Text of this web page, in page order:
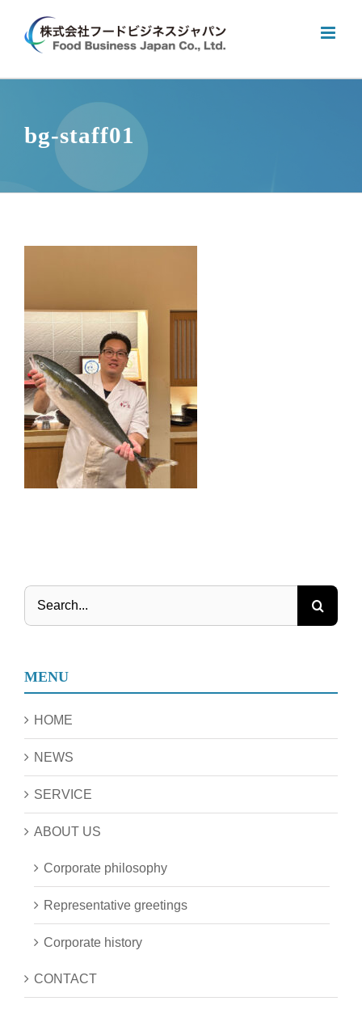
content
bg-staff01
Search
MENU
HOME
NEWS
SERVICE
ABOUT US
Corporate philosophy
Representative greetings
Corporate history
CONTACT